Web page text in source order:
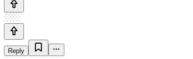
Reply